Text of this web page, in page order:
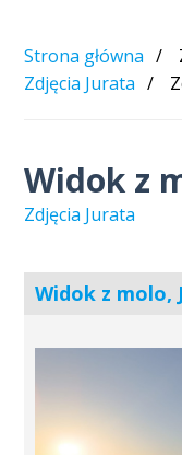
Strona główna
Zdjęcia Jurata
Widok z
Zdjęcia Jurata
Widok z molo,